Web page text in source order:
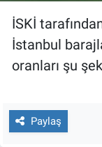
İSKİ
İstanbul
oranları şu
Paylaş
Kimdir
Ne demişti